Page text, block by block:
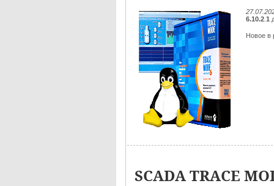
6.10.2 1
Новое в
SCADA TRACE